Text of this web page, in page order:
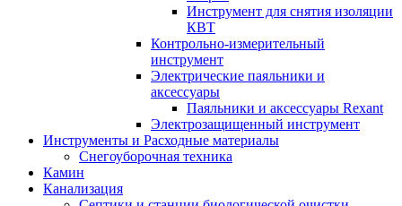
Инструмент для снятия изоляции
КВТ
Контрольно-измерительный
инструмент
Электрические паяльники и
аксессуары
Паяльники и аксессуары Rexant
Электрозащищенный инструмент
Инструменты и Расходные материалы
Снегоуборочная техника
Камин
Канализация